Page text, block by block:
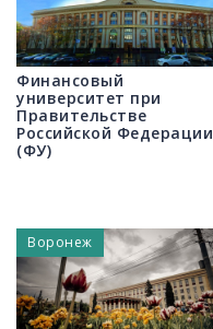
Финансовый
университет при
Правительстве
Российской Федерации
(ФУ)
Воронеж